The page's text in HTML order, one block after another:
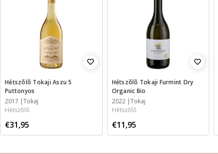
Hétszõlõ Tokaji Aszu 5
Puttonyos
2017
Tokaj
Hétszõlõ
€31,95
Hétszõlõ Tokaji Furmint Dry
Organic Bio
2022
Tokaj
Hétszõlõ
€11,95